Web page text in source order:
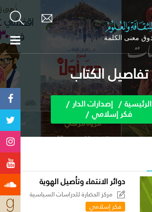
تفاصيل الكتاب
الرئيسية إصدارات الدار
فكر إسلامي
دوائر الانتماء وتأصيل الهوية
مركز الحضارة للدراسات السياسية
فكر إسلامي